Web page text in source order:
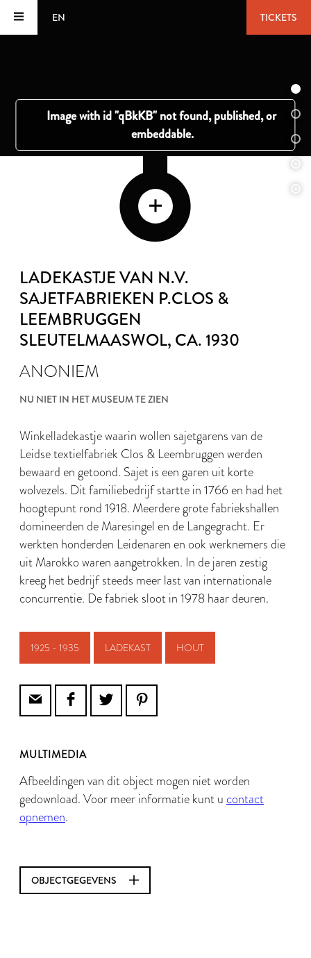
EN TICKETS
LADEKASTJE VAN N.V.
SAJETFABRIEKEN P.CLOS &
LEEMBRUGGEN
SLEUTELMAASWOL, CA. 1930
ANONIEM
NU NIET IN HET MUSEUM TE ZIEN
Winkelladekastje waarin wollen sajetgarens van de
Leidse textielfabriek Clos & Leembruggen werden
bewaard en getoond. Sajet is een garen uit korte
wolvezels. Dit familiebedrijf startte in 1766 en had het
hoogtepunt rond 1918. Meerdere grote fabriekshallen
domineerden de Maresingel en de Langegracht. Er
werkten honderden Leidenaren en ook werknemers die
uit Marokko waren aangetrokken. In de jaren zestig
kreeg het bedrijf steeds meer last van internationale
concurrentie. De fabriek sloot in 1978 haar deuren.
1925 - 1935 LADEKAST HOUT
MULTIMEDIA
Afbeeldingen van dit object mogen niet worden
gedownload. Voor meer informatie kunt u contact
opnemen.
OBJECTGEGEVENS